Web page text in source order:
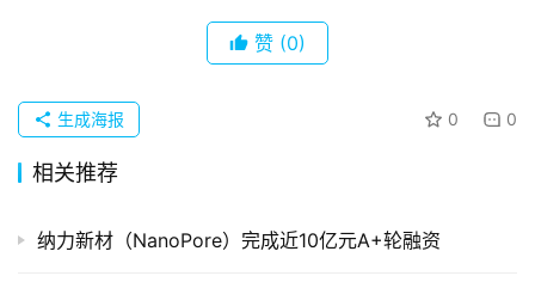
布
并
重
投稿 赞 (0)
0 0
生成海报
相关推荐
纳力新材（NanoPore）完成近10亿元A+轮融资